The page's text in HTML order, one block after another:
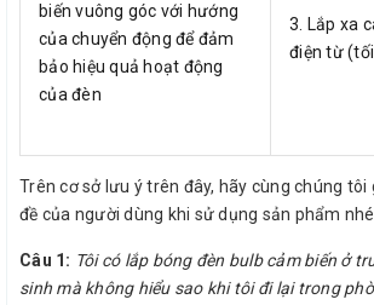
biến vuông góc với hướng
của chuyển động để đảm
bảo hiệu quả hoạt động
của đèn
3. Lắp xa
điện từ
Trên cơ sở lưu ý trên đây, hãy cùng chúng tôi
đề của người dùng khi sử dụng sản phẩm
Câu 1: Tôi có lắp bóng đèn bulb cảm biến ở
sinh mà không hiểu sao khi tôi đi lại trong